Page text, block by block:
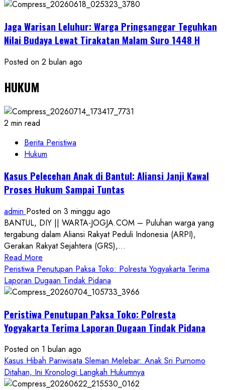
Jaga Warisan Leluhur: Warga Pringsanggar Teguhkan
Nilai Budaya Lewat Tirakatan Malam Suro 1448 H
Posted on 2 bulan ago
HUKUM
2 min read
Berita Peristiwa
Hukum
Kasus Pelecehan Anak di Bantul: Aliansi Janji Kawal
Proses Hukum Sampai Tuntas
admin Posted on 3 minggu ago
BANTUL, DIY || WARTA-JOGJA.COM – Puluhan warga yang
tergabung dalam Aliansi Rakyat Peduli Indonesia (ARPI),
Gerakan Rakyat Sejahtera (GRS),...
Read More
more
about
Kasus
Anak
di
Aliansi
Janji
Kawal
Proses
Peristiwa Penutupan Paksa Toko: Polresta Yogyakarta Terima
Laporan Dugaan Tindak Pidana
Peristiwa Penutupan Paksa Toko: Polresta
Yogyakarta Terima Laporan Dugaan Tindak Pidana
Posted on 1 bulan ago
Kasus Hibah Pariwisata Sleman Melebar: Anak Sri Purnomo
Ditahan, Ini Kronologi Langkah Hukumnya